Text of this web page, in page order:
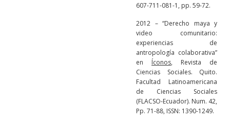
607-711-081-1, pp. 59-72.
2012 – “Derecho maya y
video comunitario:
experiencias de
antropología colaborativa”
en Íconos, Revista de
Ciencias Sociales. Quito.
Facultad Latinoamericana
de Ciencias Sociales
(FLACSO-Ecuador). Num. 42,
Pp. 71-88, ISSN: 1390-1249.